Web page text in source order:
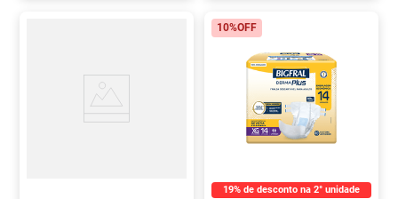
10%OFF
19% de desconto na 2° unidade